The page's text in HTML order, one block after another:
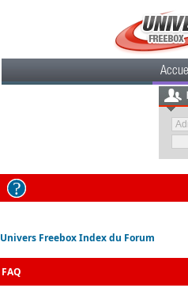
Univers Freebox Index du Forum
FAQ